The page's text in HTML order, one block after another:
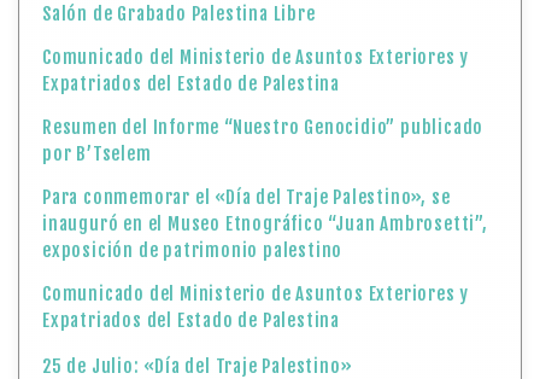
Salón de Grabado Palestina Libre
Comunicado del Ministerio de Asuntos Exteriores y
Expatriados del Estado de Palestina
Resumen del Informe “Nuestro Genocidio” publicado
por B’Tselem
Para conmemorar el «Día del Traje Palestino», se
inauguró en el Museo Etnográfico “Juan Ambrosetti”,
exposición de patrimonio palestino
Comunicado del Ministerio de Asuntos Exteriores y
Expatriados del Estado de Palestina
25 de Julio: «Día del Traje Palestino»